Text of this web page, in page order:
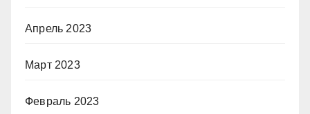
Апрель 2023
Март 2023
Февраль 2023